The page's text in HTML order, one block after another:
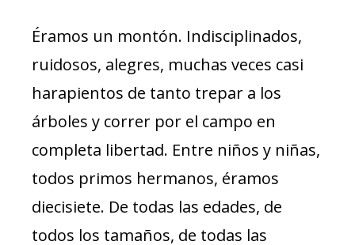
Éramos un montón. Indisciplinados,
ruidosos, alegres, muchas veces casi
harapientos de tanto trepar a los
árboles y correr por el campo en
completa libertad. Entre niños y niñas,
todos primos hermanos, éramos
diecisiete. De todas las edades, de
todos los tamaños, de todas las